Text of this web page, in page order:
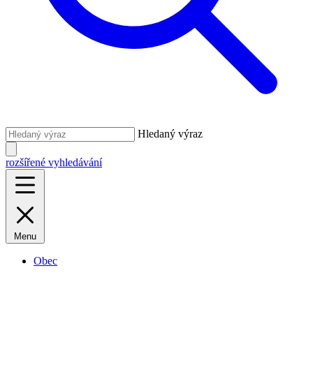
Hledaný výraz
rozšířené vyhledávání
Menu
Obec